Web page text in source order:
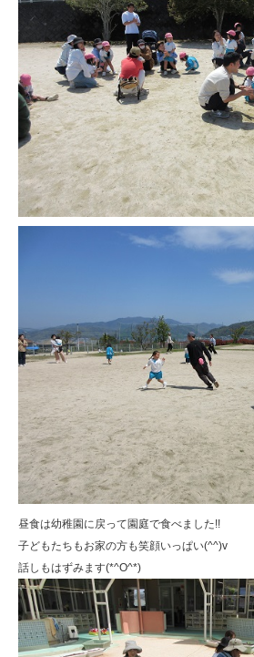
昼食は幼稚園に戻って園庭で食べました!!
子どもたちもお家の方も笑顔いっぱい(^^)v
話しもはずみます(*^O^*)